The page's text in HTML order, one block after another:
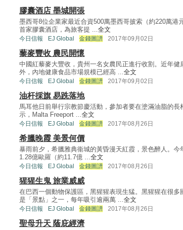
膠囊酒店 墨城開張
墨西哥8位企業家最近合資500萬墨西哥披索（約220萬港
首家膠囊酒店，為旅客提 ...全文
今日信報 EJ Global 金錢圖譜 2017年09月02日
藜麥豐收 農民開懷
中國紅藜麥大豐收，貴州一名女農民正進行收割。近年健
外，內地健康食品市場規模已經高 ...全文
今日信報 EJ Global 金錢圖譜 2017年09月02日
油杆採旗 易跣落地
馬耳他日前舉行宗教節慶活動，參加者要在塗滿油脂的
示，Malta Freeport ...全文
今日信報 EJ Global 金錢圖譜 2017年08月26日
希臘晚霞 美景何價
暴雨前夕，希臘雅典衞城的黃昏漫天紅霞，景色醉人。今
1.28億歐羅（約11.7億 ...全文
今日信報 EJ Global 金錢圖譜 2017年08月26日
猩猩生鬼 旅業威威
在巴西一個動物保護區，黑猩猩表現生猛。黑猩猩在很
是「景點」之一，每年吸引逾兩萬 ...全文
今日信報 EJ Global 金錢圖譜 2017年08月26日
聖母升天 蔭庇經濟